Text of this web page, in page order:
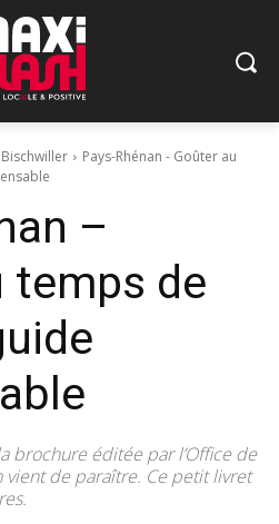
Pays-Rhénan - Goûter au
–
temps de
brochure éditée par l’Office de
vient de paraître. Ce petit livret